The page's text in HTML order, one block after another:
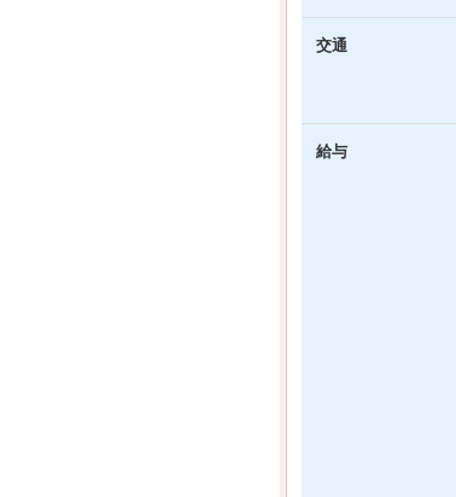
交通
給与